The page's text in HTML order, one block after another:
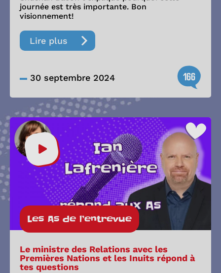
journée est très importante. Bon
visionnement!
Lire plus
30 septembre 2024 166
Les As de l’entrevue
Le ministre des Relations avec les
Premières Nations et les Inuits répond à
tes questions